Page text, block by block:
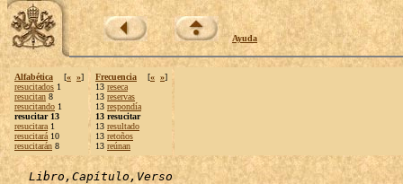
Ayuda
Alfabética [« »]
resucitados 1
resucitan 8
resucitando 1
resucitar 13
resucitara 1
resucitará 10
resucitarán 8
Frecuencia [« »]
13 reseca
13 reservas
13 respondía
13 resucitar
13 resultado
13 retoños
13 reúnan
Libro,Capítulo,Verso